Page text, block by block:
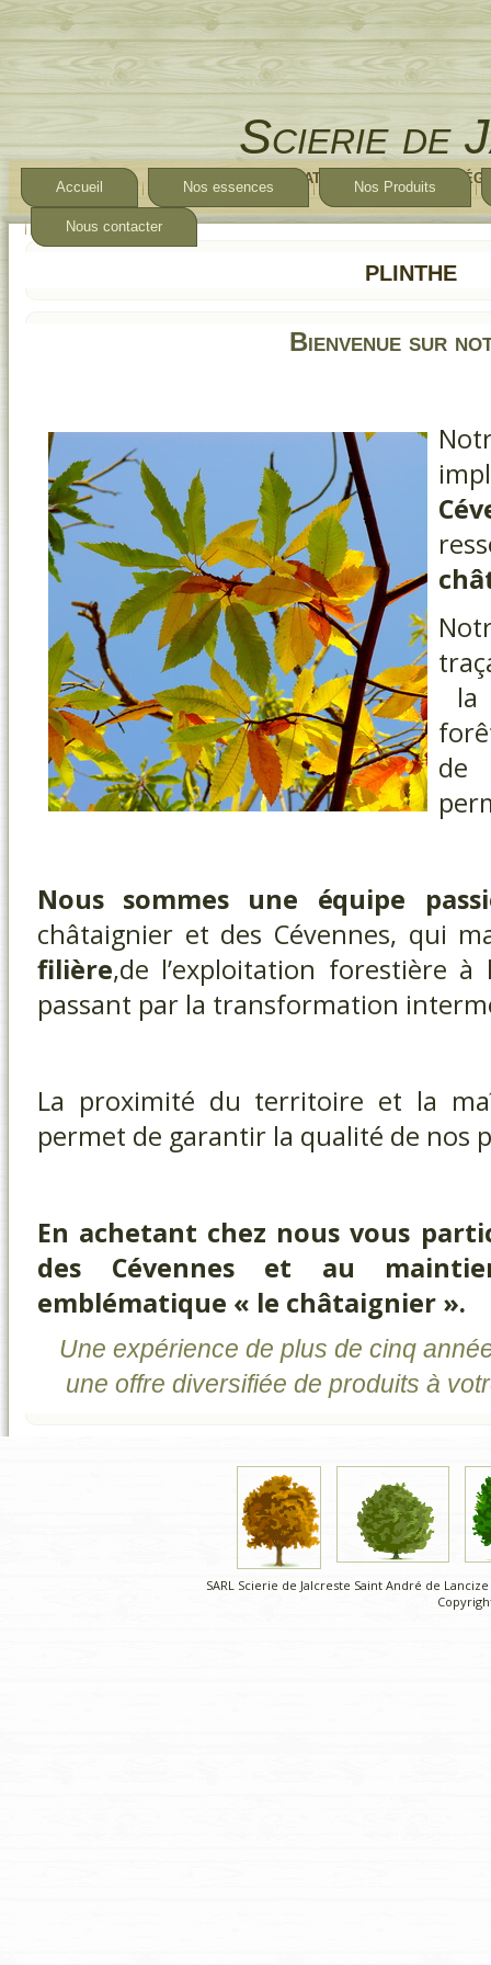
Scierie de
Exploitation forestière
Accueil Nos essences Nos Produits
Nous contacter
plinthe
Bienvenue sur
la
Nous sommes une équipe
châtaignier et des Cévennes, qui
filière,de l’exploitation forestière
passant par la transformation
La proximité du territoire et la
permet de garantir la qualité de nos
En achetant chez nous vous
des Cévennes et au
emblématique « le châtaignier ».
Une expérience de plus de cinq
une offre diversifiée de produits à
SARL Scierie de Jalcreste Saint André de